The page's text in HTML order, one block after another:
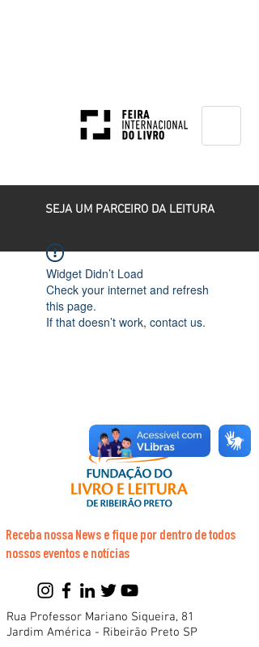
SEJA UM PARCEIRO DA LEITURA
Widget Didn’t Load
Check your internet and refresh
this page.
If that doesn’t work, contact us.
Receba nossa News e fique por dentro de todos
nossos eventos e notícias
Rua Professor Mariano Siqueira, 81
Jardim América - Ribeirão Preto SP